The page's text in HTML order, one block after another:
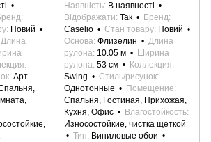
Новий
Длина
Арт
Наявність В наявності
Відображати Так
Бренд
Caselio
Стан товару Новий
Основа Флизелин
Длина
рулона 10.05 м
Ширина
рулона 53 см
Коллекция
Swing
Стиль/рисунок
Однотонные
Помещение
Спальня, Гостиная, Прихожая,
Кухня, Офис
Влагостойкость
Износостойкие, чистка щеткой
Тип
Виниловые обои